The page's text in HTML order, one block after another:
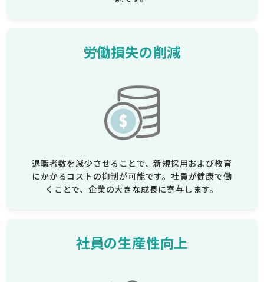
労働損失の削減
退職者数を減少させることで、新規採用および教育
にかかるコストの抑制が可能です。社員が健康で働
くことで、企業の大きな成長に寄与します。
社員の生産性向上